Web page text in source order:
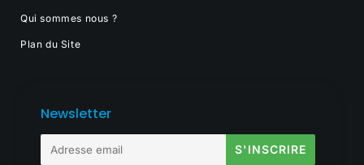
Qui sommes nous ?
Plan du Site
Newsletter
mail
S'INSCRIRE